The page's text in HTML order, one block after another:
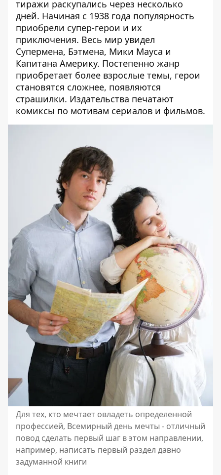
тиражи раскупались через несколько
дней. Начиная с 1938 года популярность
приобрели супер-герои и их
приключения. Весь мир увидел
Супермена, Бэтмена, Мики Мауса и
Капитана Америку. Постепенно жанр
приобретает более взрослые темы, герои
становятся сложнее, появляются
страшилки. Издательства печатают
комиксы по мотивам сериалов и фильмов.
Для тех, кто мечтает овладеть определенной
профессией, Всемирный день мечты - отличный
повод сделать первый шаг в этом направлении,
например, написать первый раздел давно
задуманной книги